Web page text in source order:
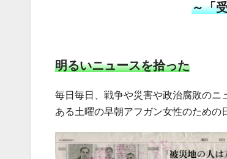
～「
明るいニュースを拾った
毎日毎日、戦争や災害や政治腐敗のニ
ある土曜の早朝アフガン女性のための